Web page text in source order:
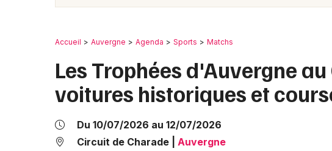
Accueil Auvergne Agenda Sports Matchs
Les Trophées d'Auvergne
voitures historiques et
Du 10/07/2026 au 12/07/2026
Circuit de Charade
Auvergne